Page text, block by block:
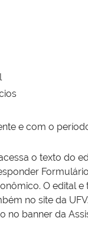
e com o
o texto do
O edital e
no site da
no banner da